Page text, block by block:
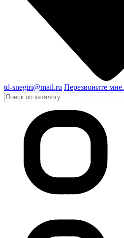
td-snegiri@mail.ru Перезвоните мне.